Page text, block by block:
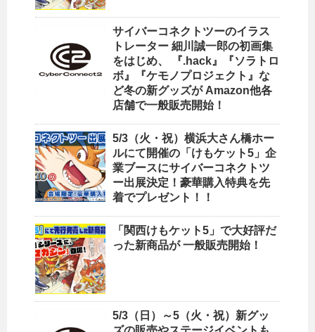
サイバーコネクトツーのイラス
トレーター 細川誠一郎の初画集
をはじめ、 『.hack』『ソラトロ
ボ』『ケモノプロジェクト』な
ど冬の新グッズが Amazon他各
店舗で一般販売開始！
5/3（火・祝）横浜大さん橋ホー
ルにて開催の「けもケット5」企
業ブースにサイバーコネクトツ
ー出展決定！豪華購入特典を先
着でプレゼント！！
「関西けもケット5」で大好評だ
った新商品が 一般販売開始！
5/3（日）～5（火・祝）新グッ